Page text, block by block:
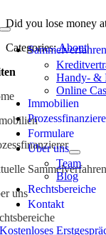
to
Toggle
Navigation
Handy- &
Online
Immobilien
Formulare
Über uns
Team
Blog
Rechts­bereiche
Kontakt
Kostenloses
Did you lose money
Categories:About|
Sammelverfahren
uns